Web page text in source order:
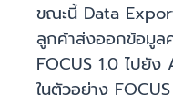
ขณะนี้ Data
ลูกค้าส่งออกข้อมูลค่
FOCUS 1.0 ไปยั
ในตัวอย่าง